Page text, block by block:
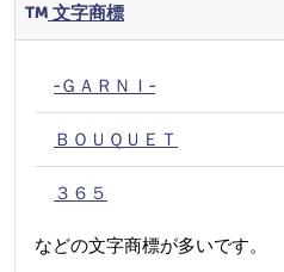
文字商標
‐ＧＡＲＮＩ‐
ＢＯＵＱＵＥＴ
３６５
などの文字商標が多いです。